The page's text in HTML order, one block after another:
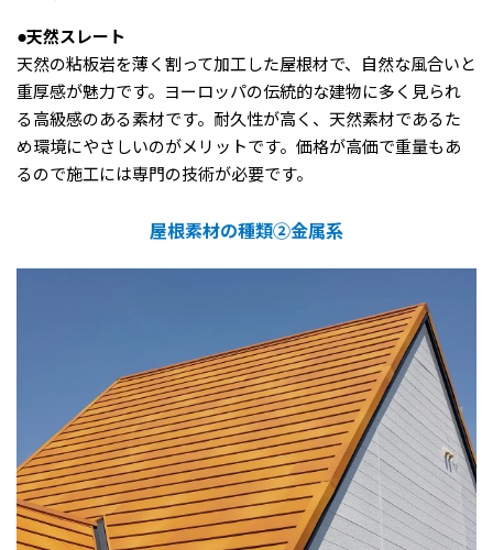
●天然スレート
天然の粘板岩を薄く割って加工した屋根材で、自然な風合いと
重厚感が魅力です。ヨーロッパの伝統的な建物に多く見られ
る高級感のある素材です。耐久性が高く、天然素材であるた
め環境にやさしいのがメリットです。価格が高価で重量もあ
るので施工には専門の技術が必要です。
屋根素材の種類②金属系